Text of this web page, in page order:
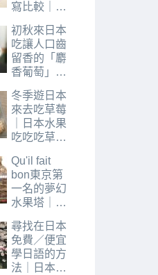
寫比較｜日
「筆具」篇
初秋來日本
吃讓人口齒
留香的「麝
香葡萄」｜
吃吃葡萄篇
冬季遊日本
來去吃草莓
｜日本水果
吃吃吃草莓
Qu'il fait
bon東京第
一名的夢幻
水果塔｜
塔下午茶推
薦
尋找在日本
免費／便宜
學日語的方
法｜日本社